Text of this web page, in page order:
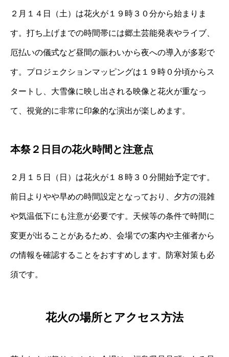
２月１４日（土）は花火が１９時３０分から始まりま
す。打ち上げまでの時間帯には郷土芸能発表やライブ、
厄払いの儀式など昼間の賑わいから夜への導入が多彩で
す。プロジェクションマッピングは１９時０分頃からス
タートし、大雪像に映し出される映像と花火が重なっ
て、視覚的に非常に印象的な演出が楽しめます。
本祭２日目の花火時間と注意点
２月１５日（日）は花火が１８時３０分開始予定です。
前日よりやや早めの時間設定となっており、夕方の混雑
や気温低下にも注意が必要です。天候等の条件で時間に
変更が出ることがあるため、会場での案内や主催者から
の情報を確認することをおすすめします。防寒対策も必
須です。
花火の場所とアクセス方法